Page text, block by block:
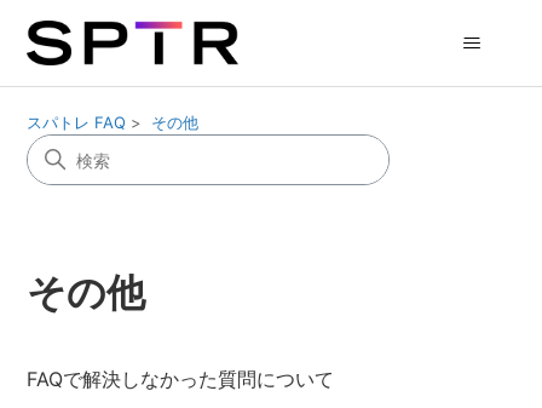
スパトレ FAQ その他
その他
FAQで解決しなかった質問について